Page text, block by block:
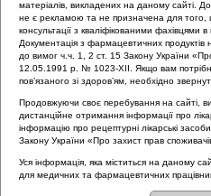
Головна
Проведені заходи
Діагностика та лікування
18.10.19)
Діагностика та
позицій Icpc-2
Тонзиліт
матеріалів, викладених на даному сайті.
не є рекламою та не призначена для того,
консультації з кваліфікованими фахівцями
Документація з фармацевтичних
до вимог ч.ч. 1, 2 ст. 15 Закону України
12.05.1991 р. № 1023-XII. Якщо вам
пов’язаного зі здоров’ям, необхідно
Продовжуючи своє перебування на сайті,
дистанційне отримання інформації про
інформацію про рецептурні лікарські
Закону України «Про захист прав
Уся інформація, яка міститься на даному
для медичних та фармацевтичних